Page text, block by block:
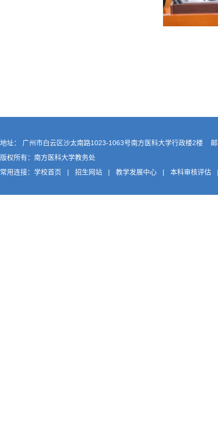
地址： 广州市白云区沙太南路1023-1063号南方医科大学行政楼2楼
版权所有：南方医科大学教务处
常用连接： 学校首页 | 招生网站 | 教学发展中心 | 本科审核评估